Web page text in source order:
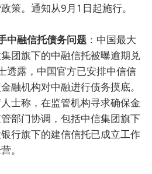
策。通知从9月1日起施行。
中融信托债务问题 ：中国最大
团旗下的中融信托被曝逾期兑
透露，中国官方已安排中信信
融机构对中融进行债务摸底。
士称，在监管机构寻求确保金
部门协调，包括中信集团旗下
行旗下的建信信托已成立工作
。